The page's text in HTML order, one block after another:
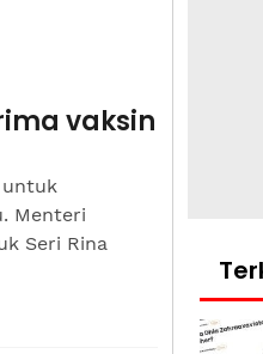
vaksin
untuk
Menteri
Seri Rina